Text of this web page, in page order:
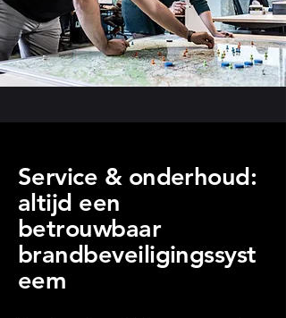
Service & onderhoud:
altijd een
betrouwbaar
brandbeveiligingssyst
eem